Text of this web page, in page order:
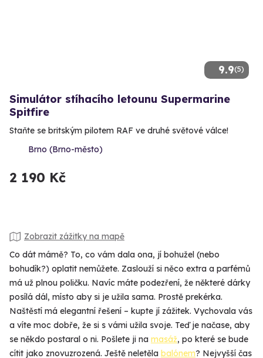
9.9(5)
Simulátor stíhacího letounu Supermarine
Spitfire
Staňte se britským pilotem RAF ve druhé světové válce!
Brno (Brno-město)
2 190 Kč
Zobrazit zážitky na mapě
Co dát mámě? To, co vám dala ona, jí bohužel (nebo
bohudík?) oplatit nemůžete. Zaslouží si něco extra a parfémů
má už plnou poličku. Navíc máte podezření, že některé dárky
posílá dál, místo aby si je užila sama. Prostě prekérka.
Naštěstí má elegantní řešení – kupte jí zážitek. Vychovala vás
a víte moc dobře, že si s vámi užila svoje. Teď je načase, aby
se někdo postaral o ni. Pošlete ji na masáž, po které se bude
cítit jako znovuzrozená. Ještě neletěla balónem? Nejvyšší čas